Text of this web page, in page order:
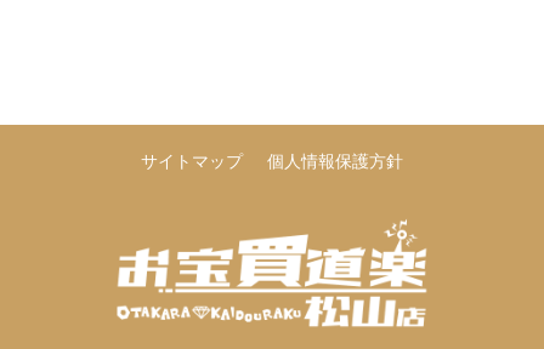
サイトマップ 個人情報保護方針